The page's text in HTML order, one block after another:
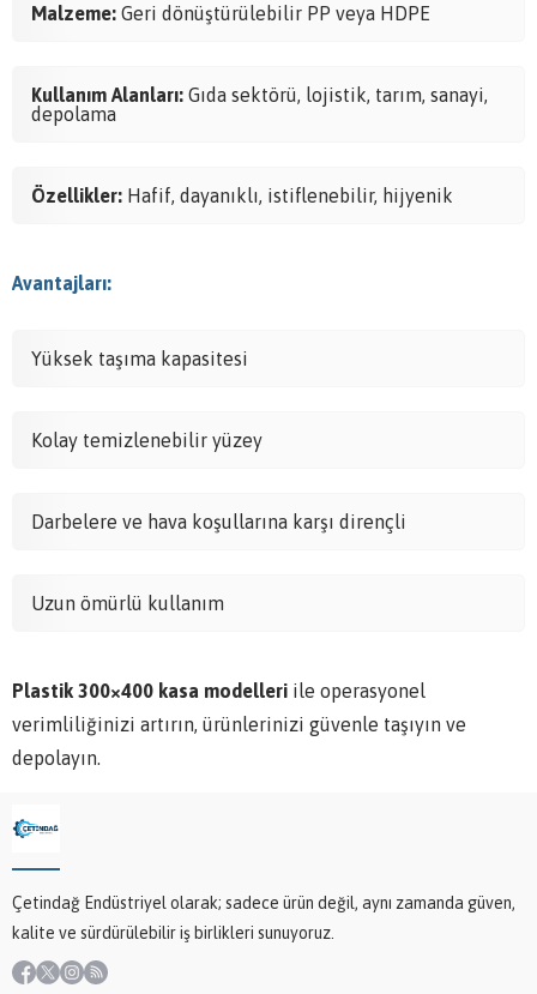
Malzeme: Geri dönüştürülebilir PP veya HDPE
Kullanım Alanları: Gıda sektörü, lojistik, tarım, sanayi,
depolama
Özellikler: Hafif, dayanıklı, istiflenebilir, hijyenik
Avantajları:
Yüksek taşıma kapasitesi
Kolay temizlenebilir yüzey
Darbelere ve hava koşullarına karşı dirençli
Uzun ömürlü kullanım
Plastik 300×400 kasa modelleri ile operasyonel
verimliliğinizi artırın, ürünlerinizi güvenle taşıyın ve
depolayın.
Çetindağ Endüstriyel olarak; sadece ürün değil, aynı zamanda güven,
kalite ve sürdürülebilir iş birlikleri sunuyoruz.